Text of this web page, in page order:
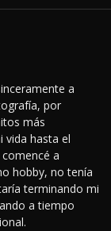
a
por
más
vida hasta el
a
hobby, no tenía
terminando mi
a tiempo